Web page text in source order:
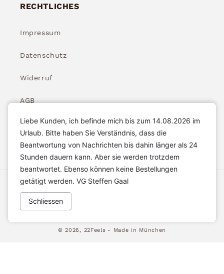
RECHTLICHES
Impressum
Datenschutz
Widerruf
AGB
Widerrufsbelehrung
Akzeptierte Zahlungsarten
© 2026, 22Feels - Made in München
Liebe Kunden, ich befinde mich bis zum 14.08.2026 im
Urlaub. Bitte haben Sie Verständnis, dass die
Beantwortung von Nachrichten bis dahin länger als 24
Stunden dauern kann. Aber sie werden trotzdem
beantwortet. Ebenso können keine Bestellungen
getätigt werden. VG Steffen Gaal
Schliessen